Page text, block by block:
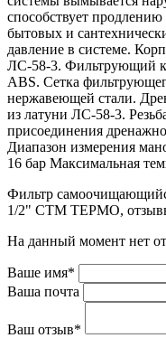
способствует
бытовых и
давление в системе.
ЛС-58-3. Фильтрующий
ABS. Сетка
нержавеющей стали.
из латуни ЛС-58-3.
присоединения
Диапазон измерения
16 бар Максимальная
Фильтр
1/2" СТМ ТЕРМО,
На данный момент нет
Ваше имя*
Ваша почта
Ваш отзыв*